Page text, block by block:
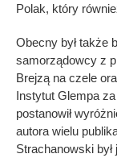
Polak, który
Obecny był także
samorządowcy z
Brejzą na czele
Instytut Glempa
postanowił
autora wielu
Strachanowski